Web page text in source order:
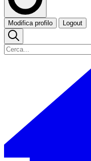
Modifica profilo Logout